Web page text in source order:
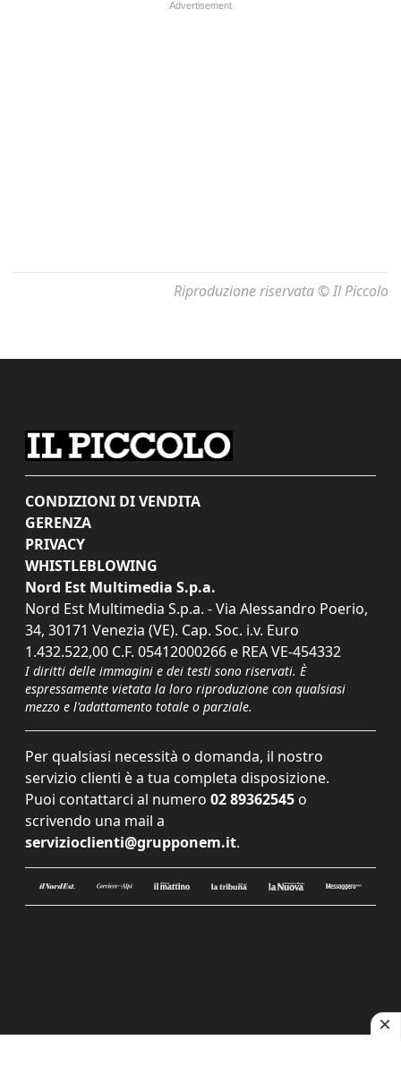
Riproduzione riservata © Il Piccolo
CONDIZIONI DI VENDITA
GERENZA
PRIVACY
WHISTLEBLOWING
Nord Est Multimedia S.p.a.
Nord Est Multimedia S.p.a. - Via Alessandro Poerio,
34, 30171 Venezia (VE). Cap. Soc. i.v. Euro
1.432.522,00 C.F. 05412000266 e REA VE-454332
I diritti delle immagini e dei testi sono riservati. È
espressamente vietata la loro riproduzione con qualsiasi
mezzo e l'adattamento totale o parziale.
Per qualsiasi necessità o domanda, il nostro
servizio clienti è a tua completa disposizione.
Puoi contattarci al numero 02 89362545 o
scrivendo una mail a
servizioclienti@grupponem.it.